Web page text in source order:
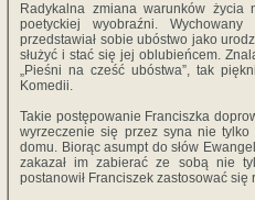
Radykalna zmiana warunków życia
poetyckiej wyobraźni.
przedstawiał sobie ubóstwo jako
służyć i stać się jej oblubieńcem.
„Pieśni na cześć ubóstwa”, tak
Komedii.
Takie postępowanie Franciszka
wyrzeczenie się przez syna nie
domu. Biorąc asumpt do słów
zakazał im zabierać ze sobą nie
postanowił Franciszek zastosować